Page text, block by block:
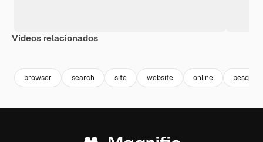
Vídeos relacionados
browser search site website online pesquisa